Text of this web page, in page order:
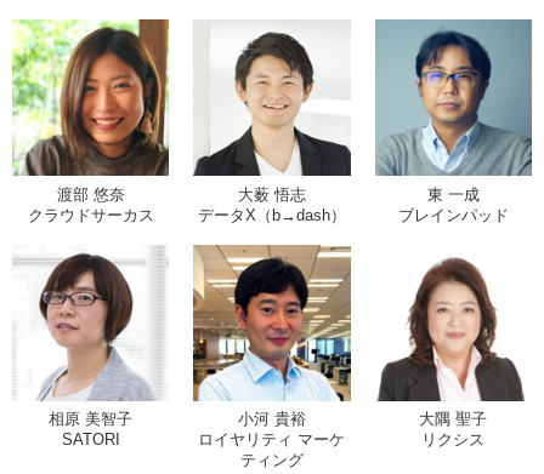
渡部 悠奈
クラウドサーカス
大薮 悟志
データX（b→dash）
東 一成
ブレインパッド
相原 美智子
SATORI
小河 貴裕
ロイヤリティ マーケ
ティング
大隅 聖子
リクシス